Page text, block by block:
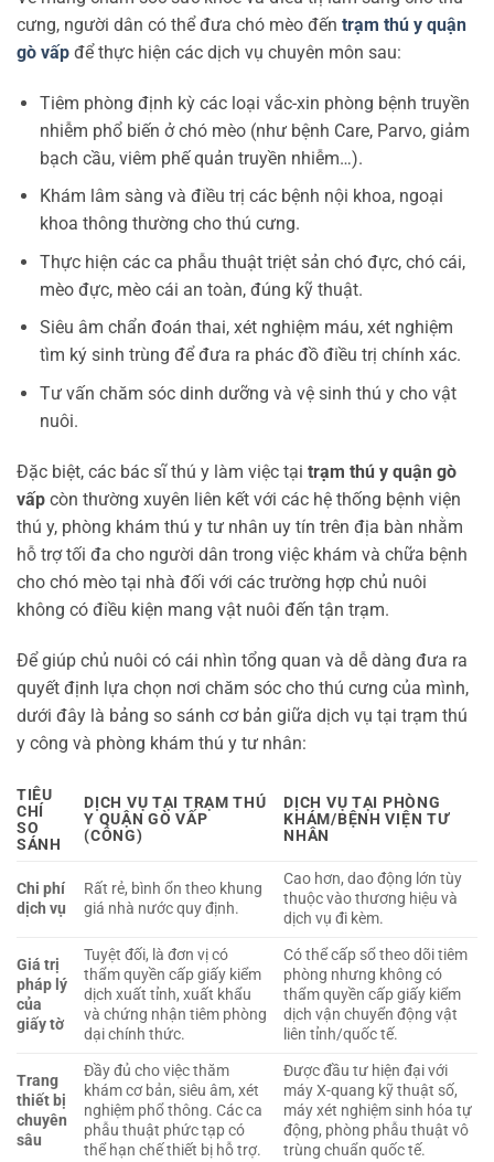
cưng, người dân có thể đưa chó mèo đến trạm thú y quận
gò vấp để thực hiện các dịch vụ chuyên môn sau:
Tiêm phòng định kỳ các loại vắc-xin phòng bệnh truyền
nhiễm phổ biến ở chó mèo (như bệnh Care, Parvo, giảm
bạch cầu, viêm phế quản truyền nhiễm…).
Khám lâm sàng và điều trị các bệnh nội khoa, ngoại
khoa thông thường cho thú cưng.
Thực hiện các ca phẫu thuật triệt sản chó đực, chó cái,
mèo đực, mèo cái an toàn, đúng kỹ thuật.
Siêu âm chẩn đoán thai, xét nghiệm máu, xét nghiệm
tìm ký sinh trùng để đưa ra phác đồ điều trị chính xác.
Tư vấn chăm sóc dinh dưỡng và vệ sinh thú y cho vật
nuôi.
Đặc biệt, các bác sĩ thú y làm việc tại trạm thú y quận gò
vấp còn thường xuyên liên kết với các hệ thống bệnh viện
thú y, phòng khám thú y tư nhân uy tín trên địa bàn nhằm
hỗ trợ tối đa cho người dân trong việc khám và chữa bệnh
cho chó mèo tại nhà đối với các trường hợp chủ nuôi
không có điều kiện mang vật nuôi đến tận trạm.
Để giúp chủ nuôi có cái nhìn tổng quan và dễ dàng đưa ra
quyết định lựa chọn nơi chăm sóc cho thú cưng của mình,
dưới đây là bảng so sánh cơ bản giữa dịch vụ tại trạm thú
y công và phòng khám thú y tư nhân:
TIÊU
CHÍ
SO
SÁNH
DỊCH VỤ TẠI TRẠM THÚ
Y QUẬN GÒ VẤP
(CÔNG)
DỊCH VỤ TẠI PHÒNG
KHÁM/BỆNH VIỆN TƯ
NHÂN
Chi phí
dịch vụ
Rất rẻ, bình ổn theo khung
giá nhà nước quy định.
Cao hơn, dao động lớn tùy
thuộc vào thương hiệu và
dịch vụ đi kèm.
Giá trị
pháp lý
của
giấy tờ
Tuyệt đối, là đơn vị có
thẩm quyền cấp giấy kiểm
dịch xuất tỉnh, xuất khẩu
và chứng nhận tiêm phòng
dại chính thức.
Có thể cấp sổ theo dõi tiêm
phòng nhưng không có
thẩm quyền cấp giấy kiểm
dịch vận chuyển động vật
liên tỉnh/quốc tế.
Trang
thiết bị
chuyên
sâu
Đầy đủ cho việc thăm
khám cơ bản, siêu âm, xét
nghiệm phổ thông. Các ca
phẫu thuật phức tạp có
thể hạn chế thiết bị hỗ trợ.
Được đầu tư hiện đại với
máy X-quang kỹ thuật số,
máy xét nghiệm sinh hóa tự
động, phòng phẫu thuật vô
trùng chuẩn quốc tế.